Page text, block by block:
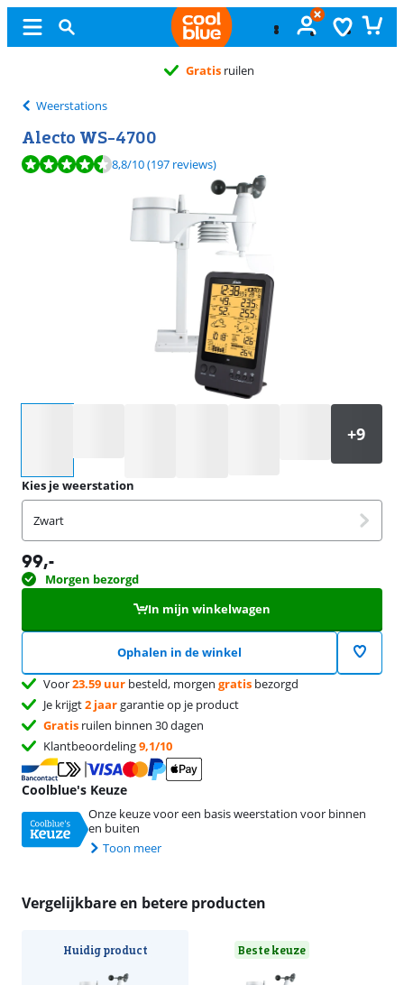
Gratis ruilen
Weerstations
Alecto WS-4700
Beoordeling is 8,8 van de 10, gebaseerd op 197 reviews.
8,8/10(197 reviews)
Kies je weerstation
Zwart
99,-
Morgen bezorgd
In mijn winkelwagen
Ophalen in de winkel
Voor23.59 uur besteld, morgen gratis bezorgd
Je krijgt2 jaargarantie op je product
Gratis ruilen binnen 30 dagen
Klantbeoordeling9,1/10
Coolblue's Keuze
Onze keuze voor een basis weerstation voor binnen
en buiten
Toon meer
Vergelijkbare en betere producten
Huidig product Beste keuze